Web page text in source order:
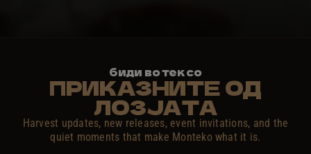
биди во тек со
ПРИКАЗНИТЕ ОД
ЛОЗЈАТА
Harvest updates, new releases, event invitations, and the
quiet moments that make Monteko what it is.